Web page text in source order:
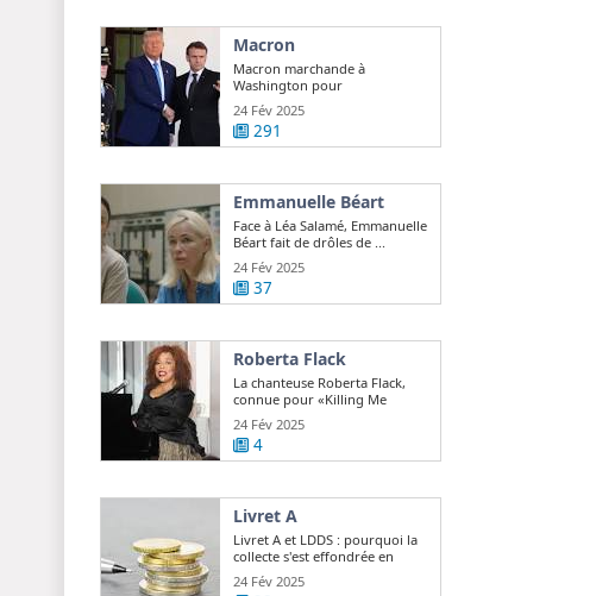
Macron
Macron marchande à
Washington pour
repositionner l'Europe sur le ...
24 Fév 2025
291
Emmanuelle Béart
Face à Léa Salamé, Emmanuelle
Béart fait de drôles de ...
24 Fév 2025
37
Roberta Flack
La chanteuse Roberta Flack,
connue pour «Killing Me
Softly», est ...
24 Fév 2025
4
Livret A
Livret A et LDDS : pourquoi la
collecte s'est effondrée en
janvier ?
24 Fév 2025